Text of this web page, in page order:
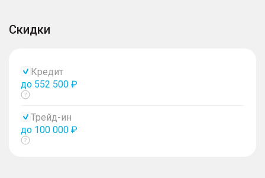
Скидки
Кредит
до 552 500 ₽
Показать
Трейд-ин
до 100 000 ₽
Показать